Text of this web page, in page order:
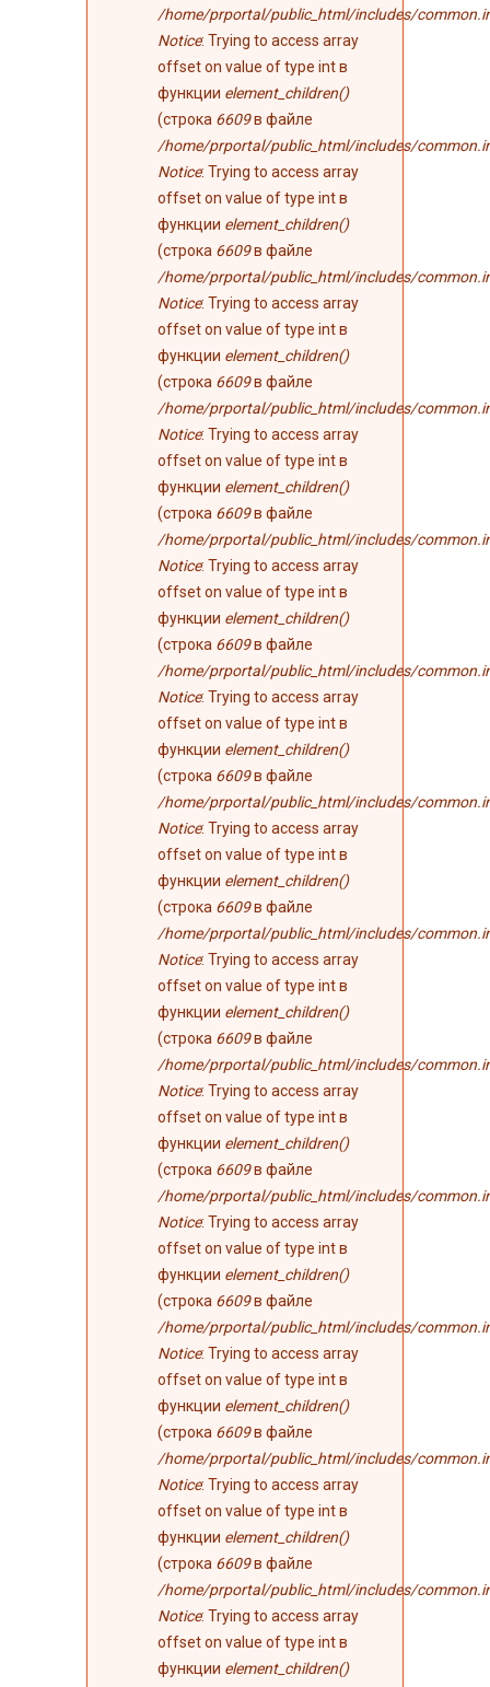
/home/prportal/public_html/includes/
Notice: Trying to access array
offset on value of type int в
функции element_children()
(строка 6609в файле
/home/prportal/public_html/includes/
Notice: Trying to access array
offset on value of type int в
функции element_children()
(строка 6609в файле
/home/prportal/public_html/includes/
Notice: Trying to access array
offset on value of type int в
функции element_children()
(строка 6609в файле
/home/prportal/public_html/includes/
Notice: Trying to access array
offset on value of type int в
функции element_children()
(строка 6609в файле
/home/prportal/public_html/includes/
Notice: Trying to access array
offset on value of type int в
функции element_children()
(строка 6609в файле
/home/prportal/public_html/includes/
Notice: Trying to access array
offset on value of type int в
функции element_children()
(строка 6609в файле
/home/prportal/public_html/includes/
Notice: Trying to access array
offset on value of type int в
функции element_children()
(строка 6609в файле
/home/prportal/public_html/includes/
Notice: Trying to access array
offset on value of type int в
функции element_children()
(строка 6609в файле
/home/prportal/public_html/includes/
Notice: Trying to access array
offset on value of type int в
функции element_children()
(строка 6609в файле
/home/prportal/public_html/includes/
Notice: Trying to access array
offset on value of type int в
функции element_children()
(строка 6609в файле
/home/prportal/public_html/includes/
Notice: Trying to access array
offset on value of type int в
функции element_children()
(строка 6609в файле
/home/prportal/public_html/includes/
Notice: Trying to access array
offset on value of type int в
функции element_children()
(строка 6609в файле
/home/prportal/public_html/includes/
Notice: Trying to access array
offset on value of type int в
функции element_children()